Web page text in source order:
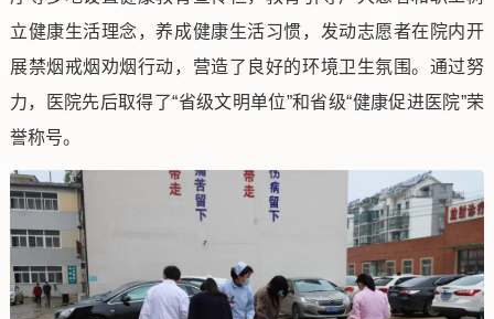
立健康生活理念，养成健康生活习惯，发动志愿者在院内开
展禁烟戒烟劝烟行动，营造了良好的环境卫生氛围。通过努
力，医院先后取得了“省级文明单位”和省级“健康促进医院”荣
誉称号。